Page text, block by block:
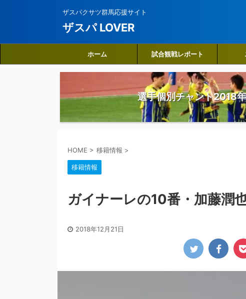
ザスパクサツ群馬応援サイト
ザスパ LOVER
ホーム 試合観戦レポート
選手個別チャント2018
HOME > 移籍情報 >
移籍情報
ガイナーレの10番・加藤潤
2018年12月21日